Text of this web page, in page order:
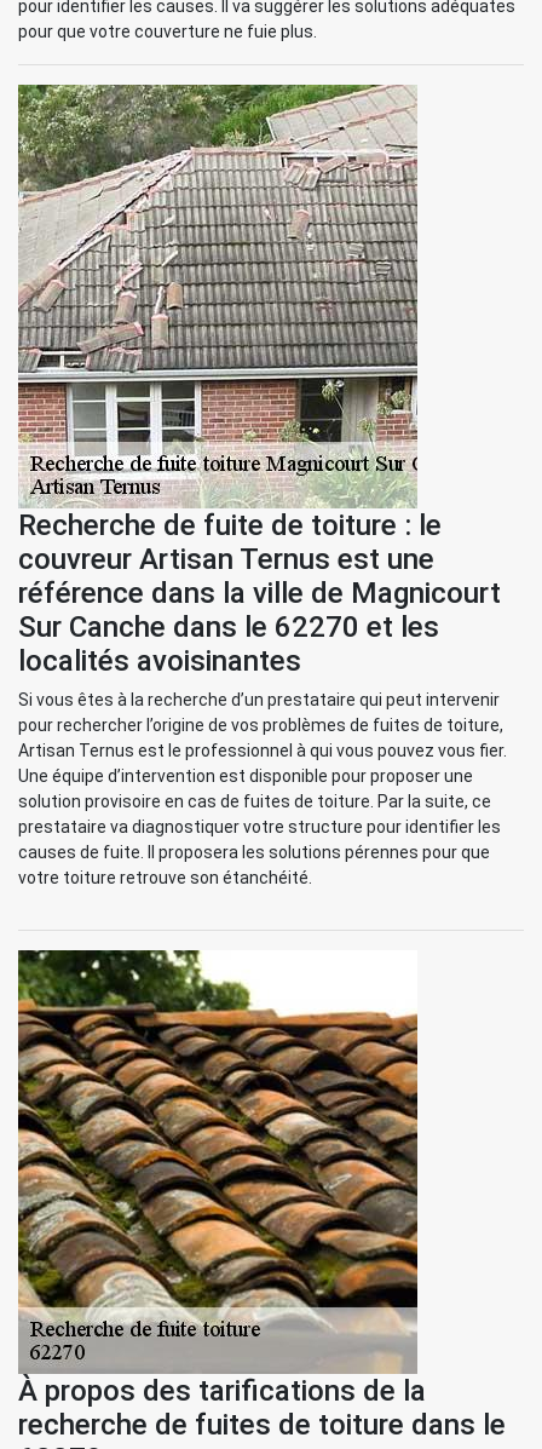
pour identifier les causes. Il va suggérer les solutions adéquates
pour que votre couverture ne fuie plus.
Recherche de fuite de toiture : le
couvreur Artisan Ternus est une
référence dans la ville de Magnicourt
Sur Canche dans le 62270 et les
localités avoisinantes
Si vous êtes à la recherche d’un prestataire qui peut intervenir
pour rechercher l’origine de vos problèmes de fuites de toiture,
Artisan Ternus est le professionnel à qui vous pouvez vous fier.
Une équipe d’intervention est disponible pour proposer une
solution provisoire en cas de fuites de toiture. Par la suite, ce
prestataire va diagnostiquer votre structure pour identifier les
causes de fuite. Il proposera les solutions pérennes pour que
votre toiture retrouve son étanchéité.
À propos des tarifications de la
recherche de fuites de toiture dans le